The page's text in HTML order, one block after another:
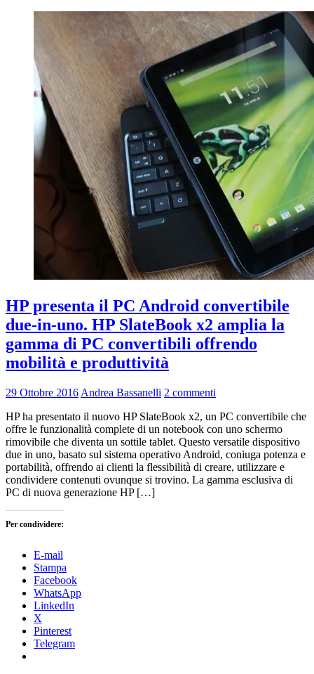
HP presenta il PC Android convertibile
due-in-uno. HP SlateBook x2 amplia la
gamma di PC convertibili offrendo
mobilità e produttività
29 Ottobre 2016 Andrea Bassanelli 2 commenti
HP ha presentato il nuovo HP SlateBook x2, un PC convertibile che
offre le funzionalità complete di un notebook con uno schermo
rimovibile che diventa un sottile tablet. Questo versatile dispositivo
due in uno, basato sul sistema operativo Android, coniuga potenza e
portabilità, offrendo ai clienti la flessibilità di creare, utilizzare e
condividere contenuti ovunque si trovino. La gamma esclusiva di
PC di nuova generazione HP […]
Per condividere:
E-mail
Stampa
Facebook
WhatsApp
LinkedIn
X
Pinterest
Telegram